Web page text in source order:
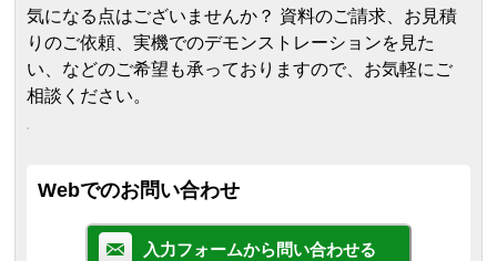
気になる点はございませんか？ 資料のご請求、お見積
りのご依頼、実機でのデモンストレーションを見た
い、などのご希望も承っておりますので、お気軽にご
相談ください。
Webでのお問い合わせ
入力フォームから問い合わせる